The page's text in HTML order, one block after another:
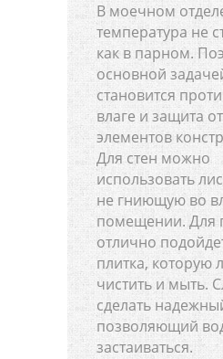
В моечном
температура не
как в парном.
основной
становится
влаге и защита
элементов
Для стен можно
использовать
не гниющую во
помещении. Для
отлично
плитка, которую
чистить и мыть.
сделать
позволяющий
застаиваться.